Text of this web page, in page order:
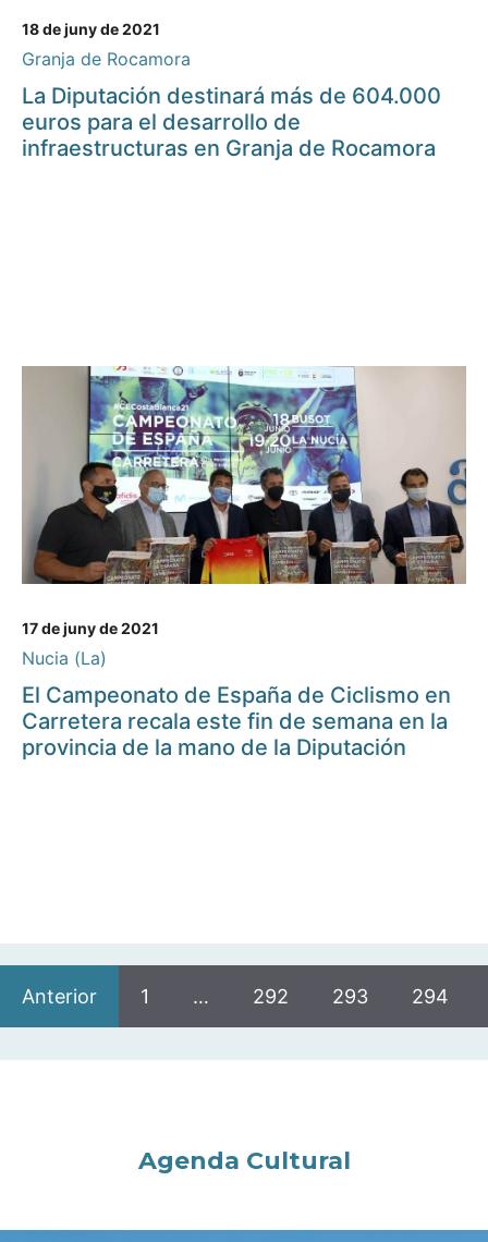
18 de juny de 2021
Granja de Rocamora
La Diputación destinará más de 604.000
euros para el desarrollo de
infraestructuras en Granja de Rocamora
17 de juny de 2021
Nucia (La)
El Campeonato de España de Ciclismo en
Carretera recala este fin de semana en la
provincia de la mano de la Diputación
Anterior 1 … 292 293 294
Agenda Cultural